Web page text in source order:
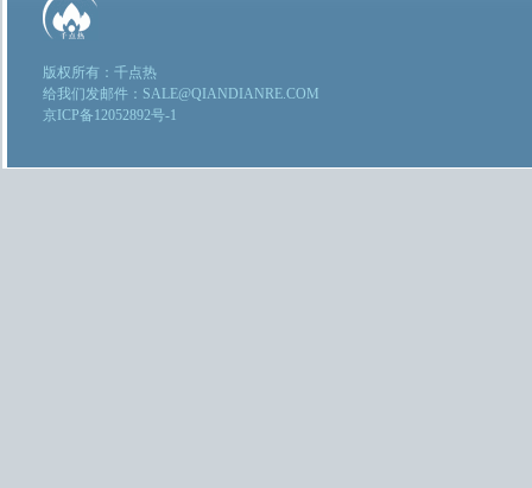
版权所有：千点热
给我们发邮件：SALE@QIANDIANRE.COM
京ICP备12052892号-1